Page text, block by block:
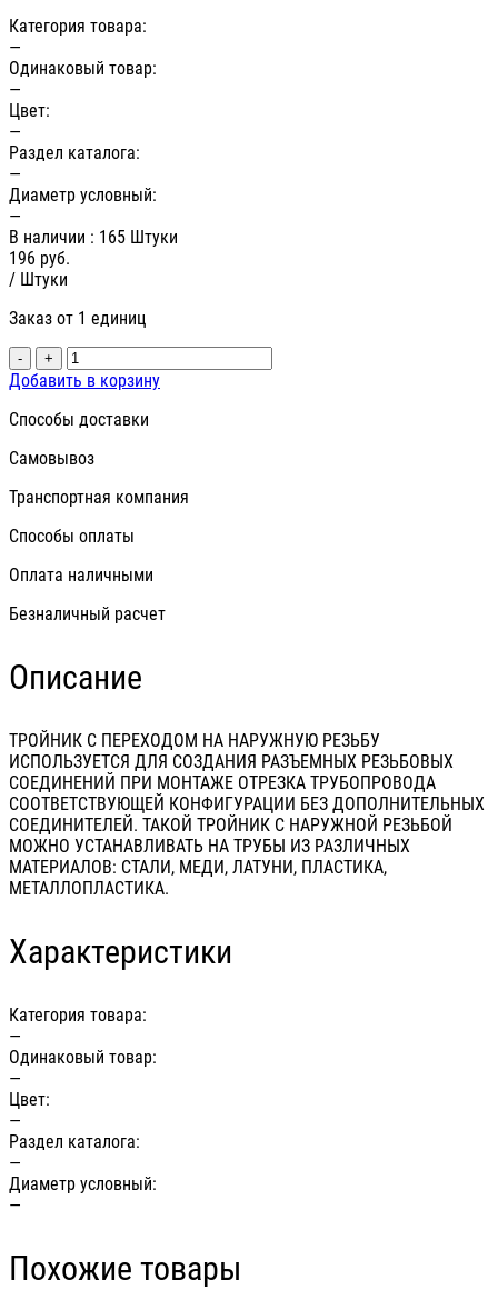
Категория товара:
—
Одинаковый товар:
—
Цвет:
—
Раздел каталога:
—
Диаметр условный:
—
В наличии : 165 Штуки
196 руб.
/ Штуки
Заказ от 1 единиц
- +
Добавить в корзину
Способы доставки
Самовывоз
Транспортная компания
Способы оплаты
Оплата наличными
Безналичный расчет
Описание
ТРОЙНИК С ПЕРЕХОДОМ НА НАРУЖНУЮ РЕЗЬБУ
ИСПОЛЬЗУЕТСЯ ДЛЯ СОЗДАНИЯ РАЗЪЕМНЫХ РЕЗЬБОВЫХ
СОЕДИНЕНИЙ ПРИ МОНТАЖЕ ОТРЕЗКА ТРУБОПРОВОДА
СООТВЕТСТВУЮЩЕЙ КОНФИГУРАЦИИ БЕЗ ДОПОЛНИТЕЛЬНЫХ
СОЕДИНИТЕЛЕЙ. ТАКОЙ ТРОЙНИК С НАРУЖНОЙ РЕЗЬБОЙ
МОЖНО УСТАНАВЛИВАТЬ НА ТРУБЫ ИЗ РАЗЛИЧНЫХ
МАТЕРИАЛОВ: СТАЛИ, МЕДИ, ЛАТУНИ, ПЛАСТИКА,
МЕТАЛЛОПЛАСТИКА.
Характеристики
Категория товара:
—
Одинаковый товар:
—
Цвет:
—
Раздел каталога:
—
Диаметр условный:
—
Похожие товары